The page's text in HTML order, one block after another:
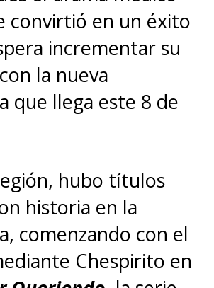
convirtió en un éxito
incrementar su
la nueva
que llega este 8 de
hubo títulos
historia en la
comenzando con el
Chespirito en